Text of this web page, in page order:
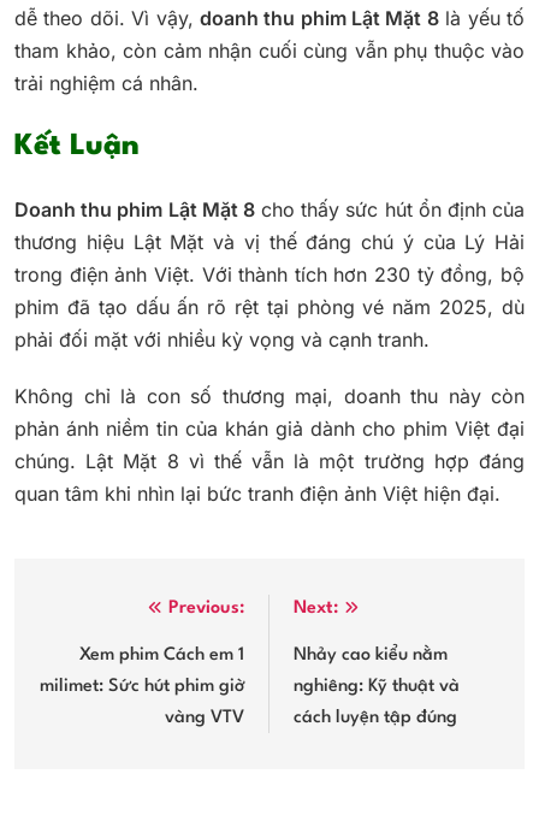
dễ theo dõi. Vì vậy, doanh thu phim Lật Mặt 8là yếu tố
tham khảo, còn cảm nhận cuối cùng vẫn phụ thuộc vào
trải nghiệm cá nhân.
Kết Luận
Doanh thu phim Lật Mặt 8cho thấy sức hút ổn định của
thương hiệu Lật Mặt và vị thế đáng chú ý của Lý Hải
trong điện ảnh Việt. Với thành tích hơn 230 tỷ đồng, bộ
phim đã tạo dấu ấn rõ rệt tại phòng vé năm 2025, dù
phải đối mặt với nhiều kỳ vọng và cạnh tranh.
Không chỉ là con số thương mại, doanh thu này còn
phản ánh niềm tin của khán giả dành cho phim Việt đại
chúng. Lật Mặt 8 vì thế vẫn là một trường hợp đáng
quan tâm khi nhìn lại bức tranh điện ảnh Việt hiện đại.
hướng
Previous:
Xem phim Cách em 1
milimet: Sức hút phim giờ
vàng VTV
Next:
Nhảy cao kiểu nằm
nghiêng: Kỹ thuật và
cách luyện tập đúng